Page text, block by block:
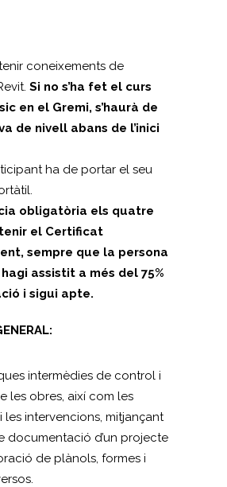
coneixements de
Si no s’ha fet el curs
en el Gremi, s’haurà de
de nivell abans de l’inici
ha de portar el seu
obligatòria els quatre
el Certificat
sempre que la persona
assistit a més del 75%
i sigui apte.
intermèdies de control i
les obres, així com les
les intervencions, mitjançant
documentació d’un projecte
de plànols, formes i